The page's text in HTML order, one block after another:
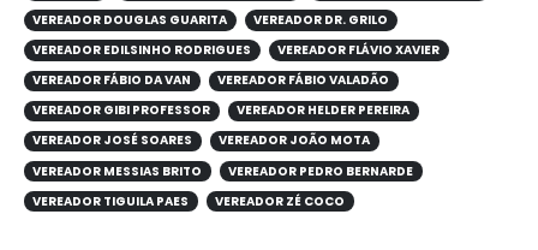
VEREADOR DOUGLAS GUARITA
VEREADOR DR. GRILO
VEREADOR EDILSINHO RODRIGUES
VEREADOR FLÁVIO XAVIER
VEREADOR FÁBIO DA VAN
VEREADOR FÁBIO VALADÃO
VEREADOR GIBI PROFESSOR
VEREADOR HELDER PEREIRA
VEREADOR JOSÉ SOARES
VEREADOR JOÃO MOTA
VEREADOR MESSIAS BRITO
VEREADOR PEDRO BERNARDE
VEREADOR TIGUILA PAES
VEREADOR ZÉ COCO